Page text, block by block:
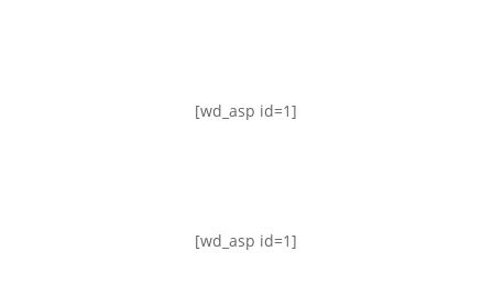
[wd_asp id=1]
[wd_asp id=1]